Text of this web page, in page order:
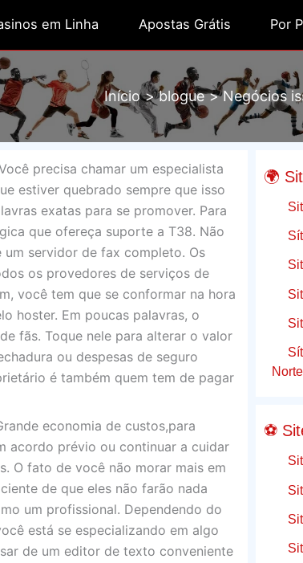
em Linha Apostas Grátis Por
Início blogue Negócios
precisa chamar um especialista
estiver quebrado sempre que isso
exatas para se promover. Para
que ofereça suporte a T38. Não
um servidor de fax completo. Os
os provedores de serviços de
você tem que se conformar na hora
hoster. Em poucas palavras, o
fãs. Toque nele para alterar o valor
ou despesas de seguro
é também quem tem de pagar
economia de custos,para
acordo prévio ou continuar a cuidar
O fato de você não morar mais em
de que eles não farão nada
um profissional. Dependendo do
está se especializando em algo
de um editor de texto conveniente
🌍
Norte
⚽